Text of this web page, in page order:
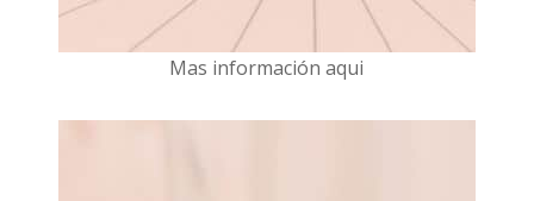
Mas información aqui